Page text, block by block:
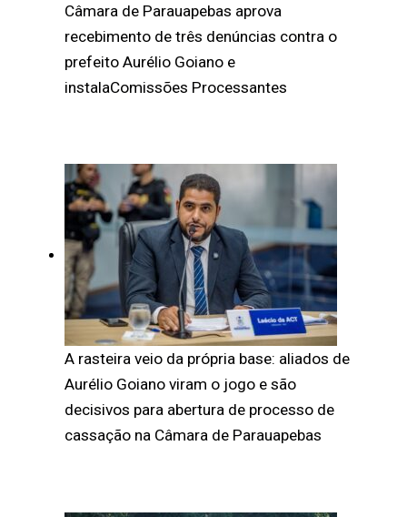
Câmara de Parauapebas aprova
recebimento de três denúncias contra o
prefeito Aurélio Goiano e
instalaComissões Processantes
A rasteira veio da própria base: aliados de
Aurélio Goiano viram o jogo e são
decisivos para abertura de processo de
cassação na Câmara de Parauapebas